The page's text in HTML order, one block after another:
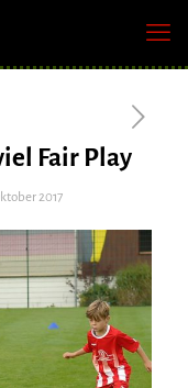
Fair Play
2017